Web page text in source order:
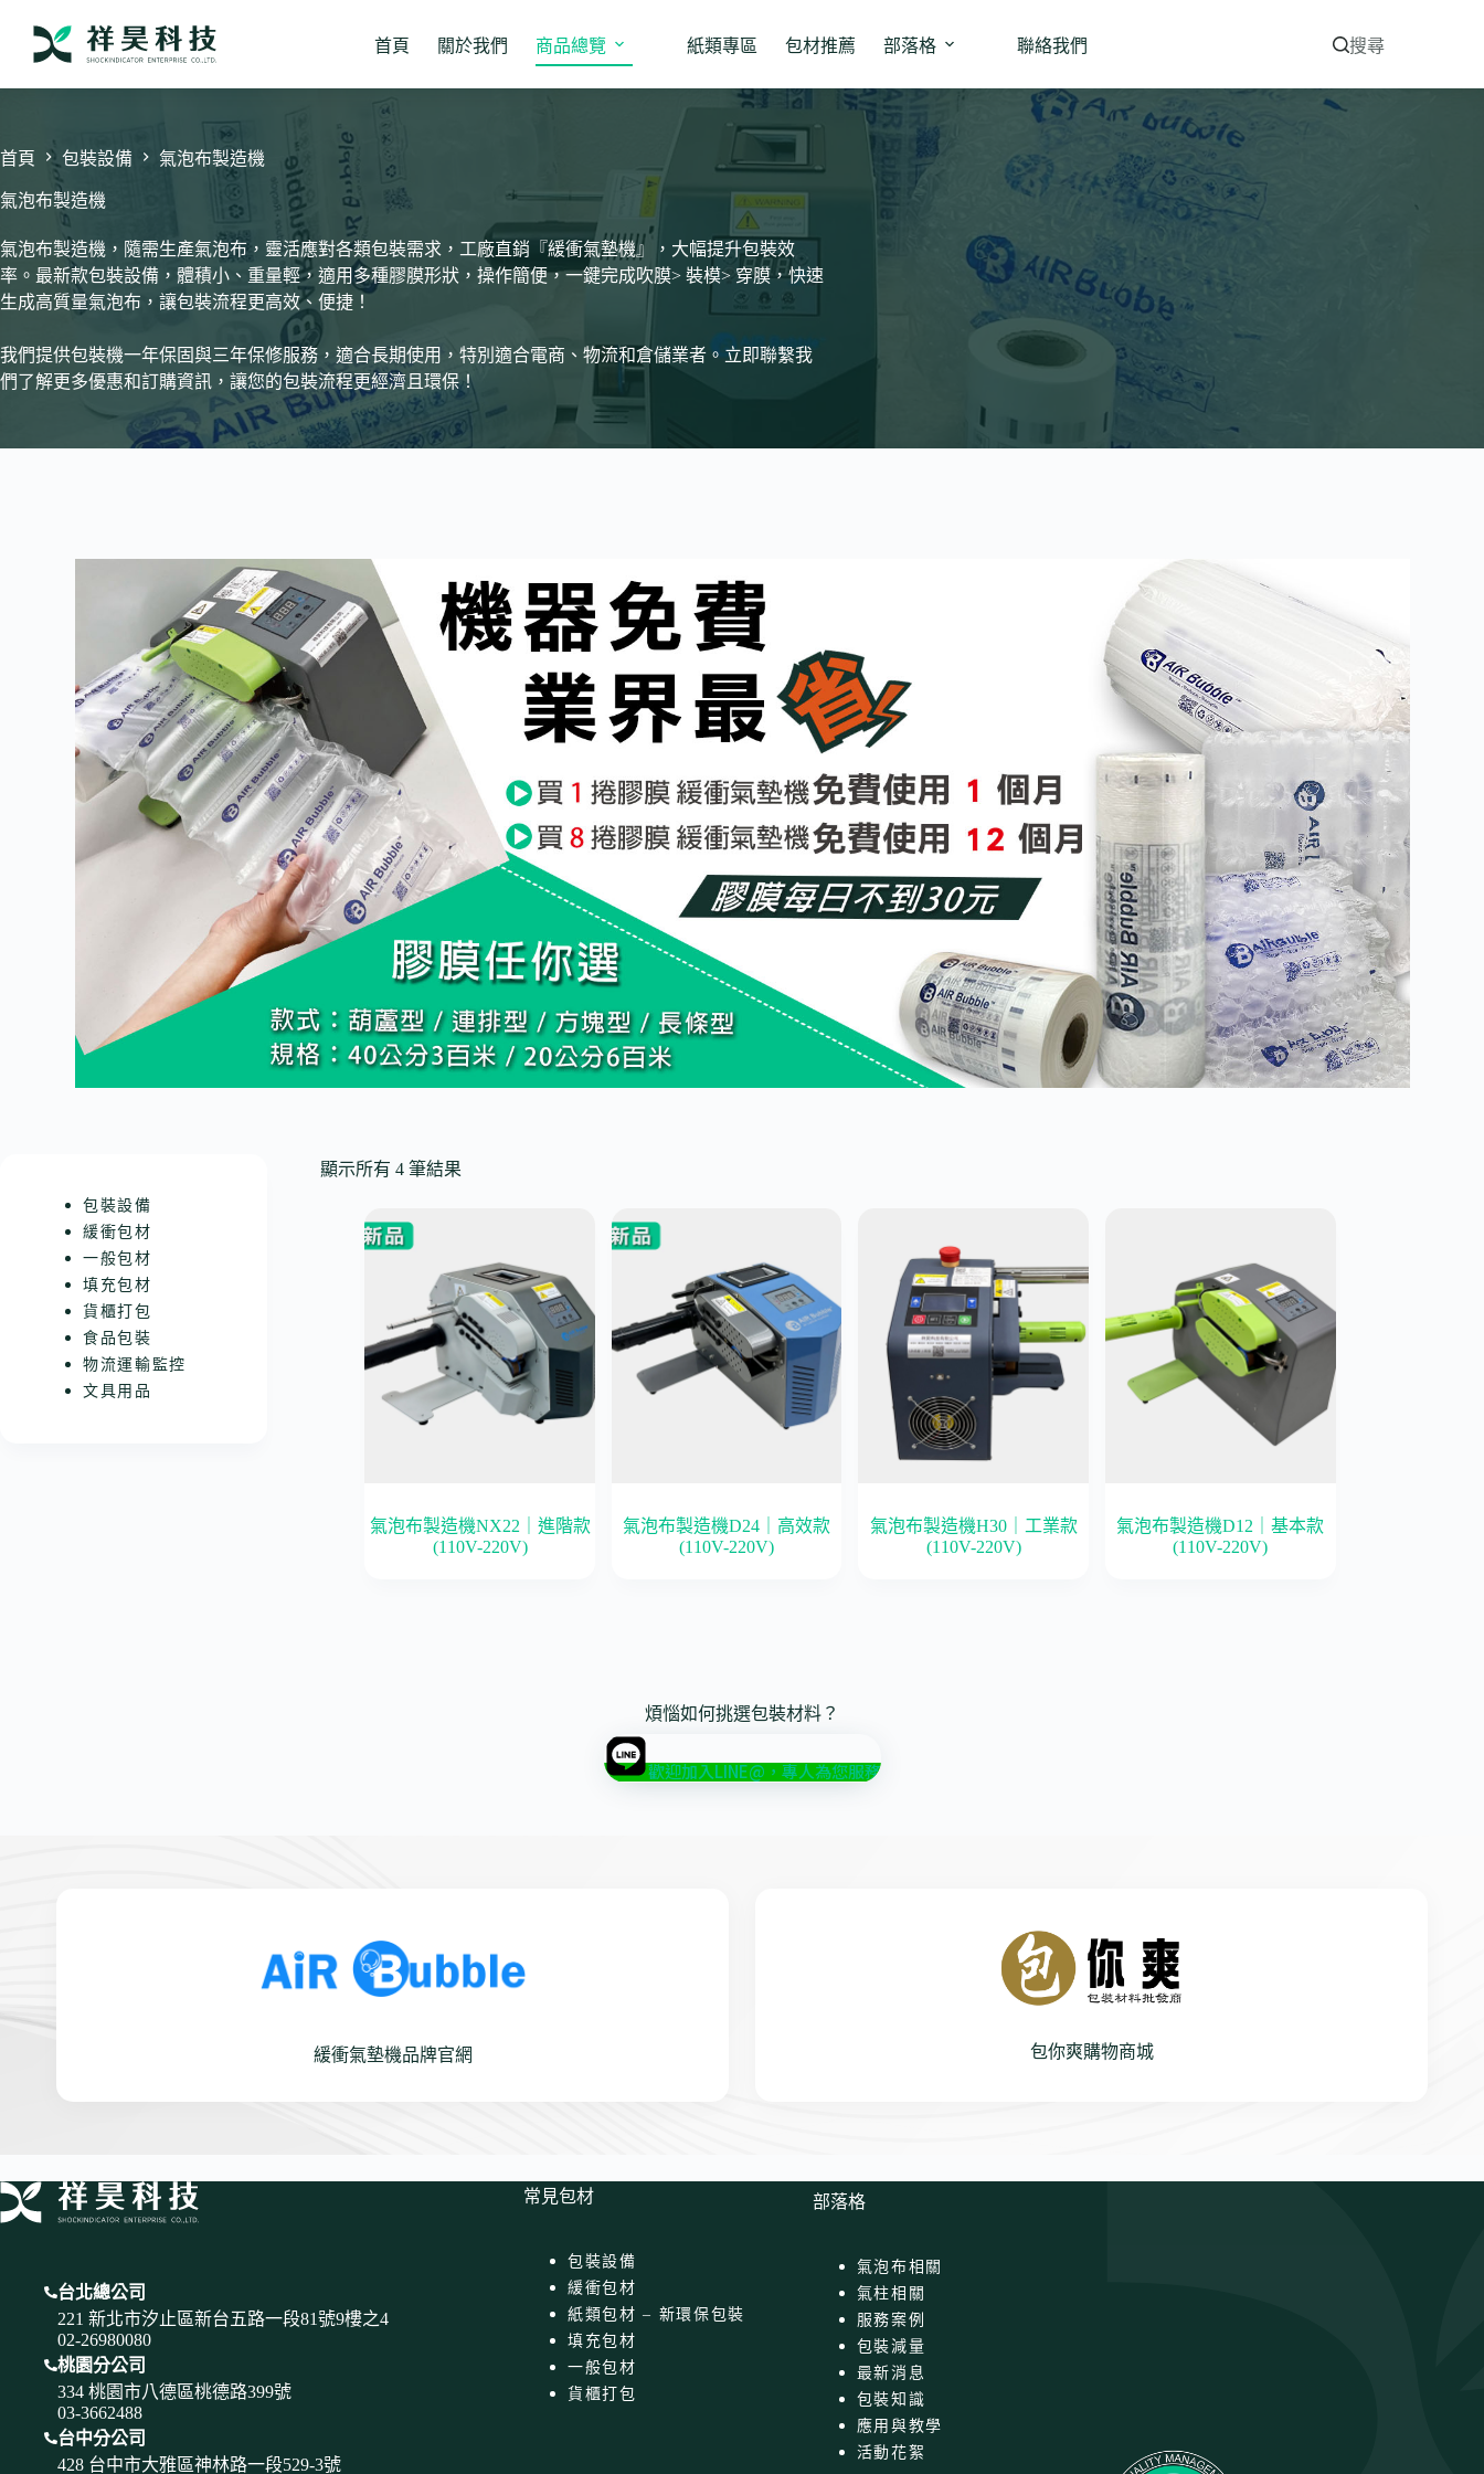
要
容
首頁 關於我們 商品總覽 紙類專區 包材推薦 部落格 聯絡我們 搜尋
首頁 包裝設備 氣泡布製造機
氣泡布製造機
氣泡布製造機，隨需生產氣泡布，靈活應對各類包裝需求，工廠直銷『緩衝氣墊機』，大幅提升包裝效
率。最新款包裝設備，體積小、重量輕，適用多種膠膜形狀，操作簡便，一鍵完成吹膜> 裝模> 穿膜，快速
生成高質量氣泡布，讓包裝流程更高效、便捷！
我們提供包裝機一年保固與三年保修服務，適合長期使用，特別適合電商、物流和倉儲業者。立即聯繫我
們了解更多優惠和訂購資訊，讓您的包裝流程更經濟且環保！
顯示所有 4 筆結果
氣泡布製造機NX22｜進階款
(110V-220V)
氣泡布製造機D24｜高效款
(110V-220V)
氣泡布製造機H30｜工業款
(110V-220V)
氣泡布製造機D12｜基本款
(110V-220V)
包裝設備
緩衝包材
一般包材
填充包材
貨櫃打包
食品包裝
物流運輸監控
文具用品
煩惱如何挑選包裝材料？
歡迎加入LINE@，專人為您服務
緩衝氣墊機品牌官網 包你爽購物商城
台北總公司
221 新北市汐止區新台五路一段81號9樓之4
02-26980080
桃園分公司
334 桃園市八德區桃德路399號
03-3662488
台中分公司
428 台中市大雅區神林路一段529-3號
常見包材
包裝設備
緩衝包材
紙類包材 – 新環保包裝
填充包材
一般包材
貨櫃打包
部落格
氣泡布相關
氣柱相關
服務案例
包裝減量
最新消息
包裝知識
應用與教學
活動花絮